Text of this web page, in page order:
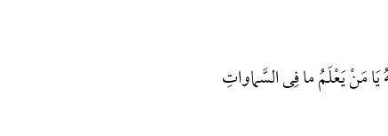
مَنْ یَعْلَمُ ما فِی السَّماواتِ